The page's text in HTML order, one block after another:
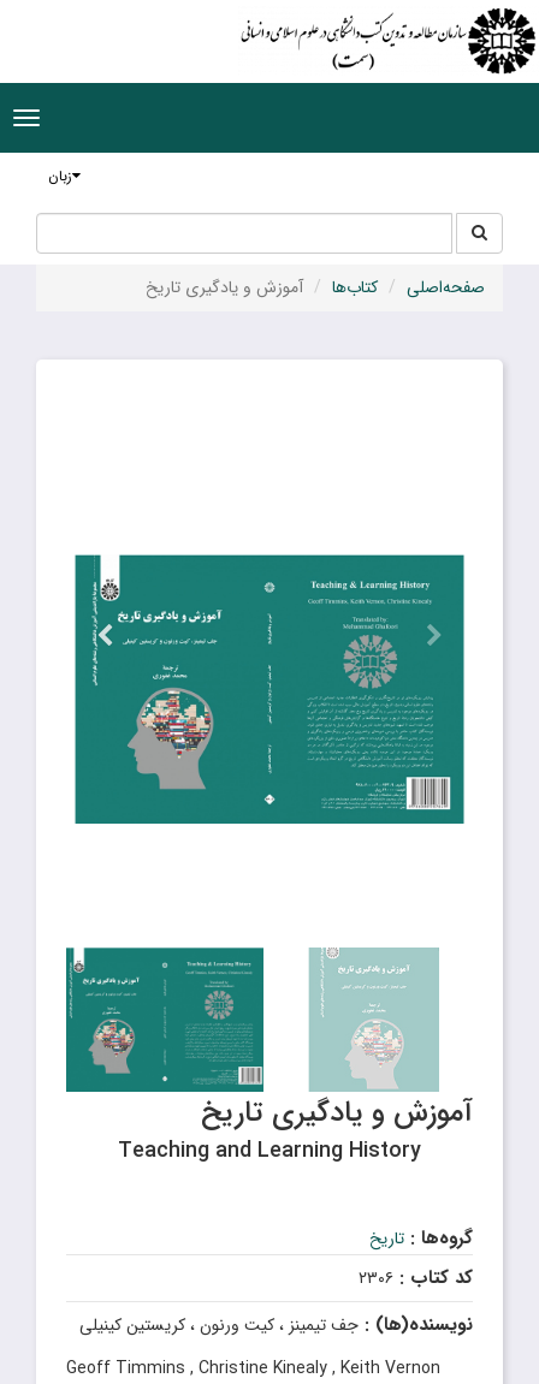
زبان
جستجو
در
سایت
صفحه‌اصلی کتاب‌ها آموزش و یادگیری تاریخ
آموزش و یادگیری تاریخ
Teaching and Learning History
گروه‌ها : تاریخ
کد کتاب : ۲۳۰۶
نویسنده(ها) : جف تیمینز ، کیت ورنون ، کریستین کینیلی
Geoff Timmins , Christine Kinealy , Keith Vernon